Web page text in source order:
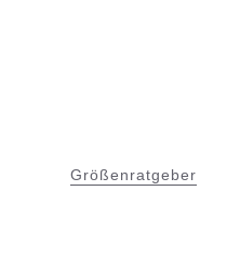
Größenratgeber